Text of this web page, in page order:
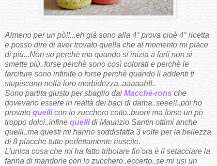
Almeno per un pò!!...eh già sono alla 4° prova cioè 4° ricetta
e posso dire di aver trovato quella che al momento mi piace
di più...Non so perchè ma quando si inizia a farli non si
smette più..forse perchè sono così colorati e perchè le
farciture sono infinite o forse perchè quando li addenti ti
stupiscono nella loro morbidezza..aaaaah!!..
Sono partita giusto per sbaglio dai Macchè-rons che
dovevano essere in realtà dei baci di dama..seee!!..poi ho
provato quellicon lo zucchero cotto..buoni ma forse un pò
troppo dolci..infine quellidi Maurizio Santin ottimi anche
quelli..ma questi mi hanno soddisfatta 3 volte per la bellezza
di 8 placche tutte perfettamente riuscite.
L'unica cosa che mi ha fatto tribolare fin'ora è il setacciare la
farina di mandorle con lo zucchero..eccerto..se mi usi un